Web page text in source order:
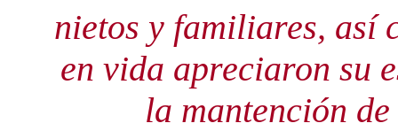
nietos y familiares, así
en vida apreciaron su
la mantención